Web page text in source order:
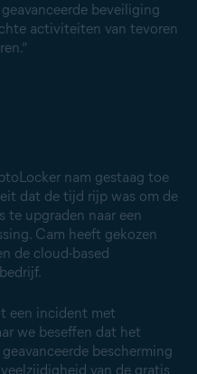
beveiliging
activiteiten van tevoren
nam gestaag toe
dat de tijd rijp was om de
te upgraden naar een
Cam heeft gekozen
de cloud-based
een incident met
we beseffen dat het
bescherming
van de gratis